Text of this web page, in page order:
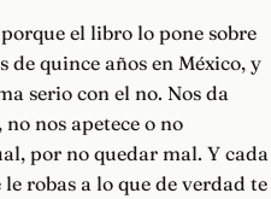
el libro lo pone sobre
de quince años en México, y
serio con el no. Nos da
nos apetece o no
por no quedar mal. Y cada
le robas a lo que de verdad te